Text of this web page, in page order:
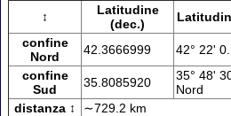
↕
Latitudine
(dec.)
confine
Nord
42.3666999
42° 22'
confine
Sud
35.8085920
35° 48'
Nord
distanza ↕
∼729.2 km